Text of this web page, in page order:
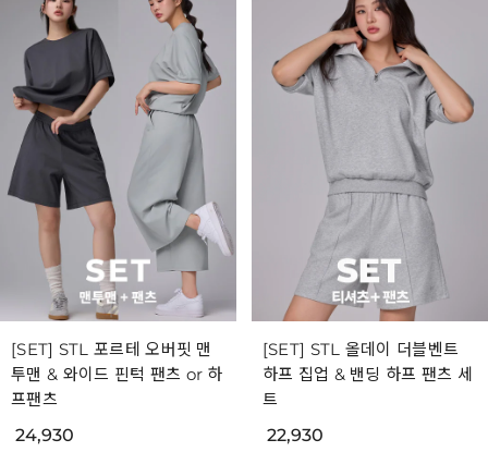
[SET] STL 포르테 오버핏 맨
투맨 & 와이드 핀턱 팬츠 or 하
프팬츠
24,930
[SET] STL 올데이 더블벤트
하프 집업 & 밴딩 하프 팬츠 세
트
22,930